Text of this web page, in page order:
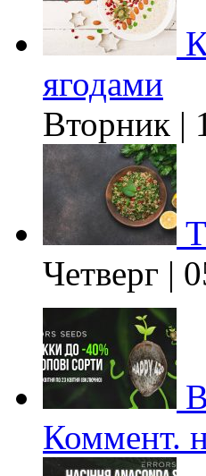
ягодами
Вторник |
Четверг |
Коммент.